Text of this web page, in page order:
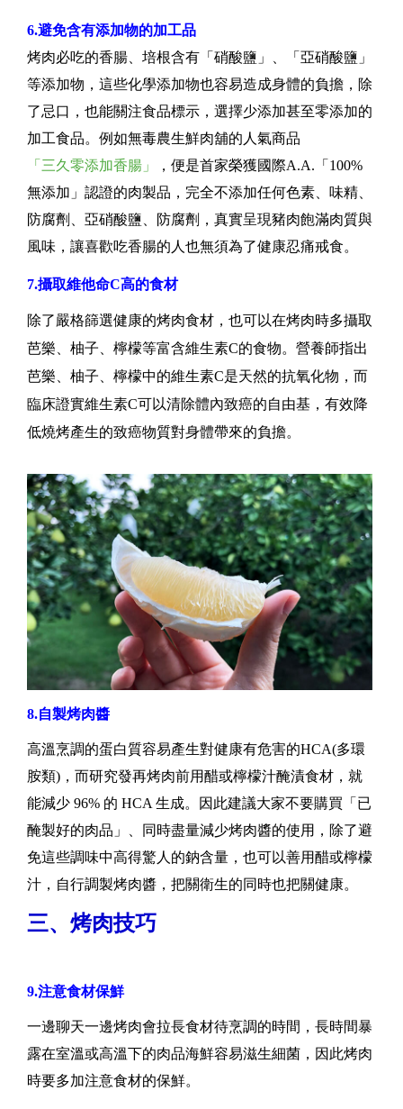
6.避免含有添加物的加工品
烤肉必吃的香腸、培根含有「硝酸鹽」、「亞硝酸鹽」
等添加物，這些化學添加物也容易造成身體的負擔，除
了忌口，也能關注食品標示，選擇少添加甚至零添加的
加工食品。例如無毒農生鮮肉舖的人氣商品
「三久零添加香腸」
，便是首家榮獲國際A.A.「100%
無添加」認證的肉製品，完全不添加任何色素、味精、
防腐劑、亞硝酸鹽、防腐劑，真實呈現豬肉飽滿肉質與
風味，讓喜歡吃香腸的人也無須為了健康忍痛戒食。
7.攝取維他命C高的食材
除了嚴格篩選健康的烤肉食材，也可以在烤肉時多攝取
芭樂、柚子、檸檬等富含維生素C的食物。營養師指出
芭樂、柚子、檸檬中的維生素C是天然的抗氧化物，而
臨床證實維生素C可以清除體內致癌的自由基，有效降
低燒烤產生的致癌物質對身體帶來的負擔。
8.自製烤肉醬
高溫烹調的蛋白質容易產生對健康有危害的HCA(多環
胺類)，而研究發再烤肉前用醋或檸檬汁醃漬食材，就
能減少 96% 的 HCA 生成。因此建議大家不要購買「已
醃製好的肉品」、同時盡量減少烤肉醬的使用，除了避
免這些調味中高得驚人的鈉含量，也可以善用醋或檸檬
汁，自行調製烤肉醬，把關衛生的同時也把關健康。
三、烤肉技巧
9.注意食材保鮮
一邊聊天一邊烤肉會拉長食材待烹調的時間，長時間暴
露在室溫或高溫下的肉品海鮮容易滋生細菌，因此烤肉
時要多加注意食材的保鮮。